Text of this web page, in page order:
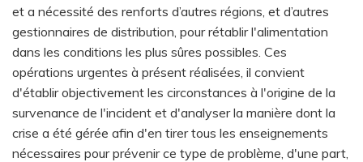
et a nécessité des renforts d’autres régions, et d’autres
gestionnaires de distribution, pour rétablir l'alimentation
dans les conditions les plus sûres possibles. Ces
opérations urgentes à présent réalisées, il convient
d'établir objectivement les circonstances à l'origine de la
survenance de l'incident et d'analyser la manière dont la
crise a été gérée afin d'en tirer tous les enseignements
nécessaires pour prévenir ce type de problème, d'une part,